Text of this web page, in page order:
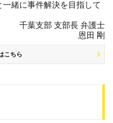
緒に事件解決を目指して
千葉支部 支部長 弁護士
恩田 剛
こちら